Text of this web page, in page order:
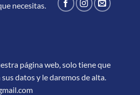
necesitas.
página web, solo tiene que
datos y le daremos de alta.